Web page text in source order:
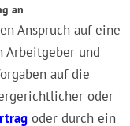
an
Anspruch auf eine
Arbeitgeber und
auf die
oder
oder durch ein